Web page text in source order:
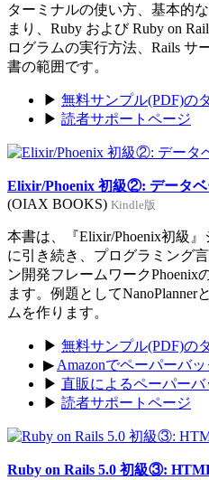
ターミナルの使い方、基本的
まり、Ruby および Ruby on
ログラムの実行方法、Rails サ
書の範囲です。
▶ 無料サンプル(PDF)の
▶ 読者サポートページ
Elixir/Phoenix 初級②: データ
(OIAX BOOKS) Kindle版
本書は、『Elixir/Phoenix初級
に引き続き、プログラミング
ン開発フレームワークPhoenix
ます。例題として
ムを作ります。
▶ 無料サンプル(PDF)の
▶ Amazonでペーパーバ
▶ 直販によるペーパーバ
▶ 読者サポートページ
Ruby on Rails 5.0 初級③: